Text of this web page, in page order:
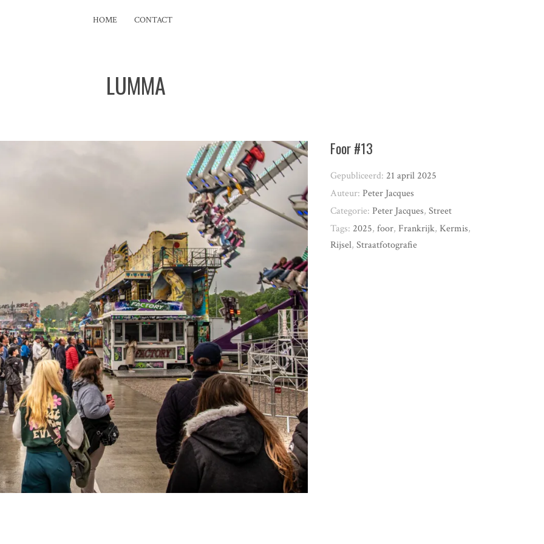
HOME CONTACT
LUMMA
Foor #13
Gepubliceerd: 21 april 2025
Auteur:Peter Jacques
Categorie:Peter Jacques,Street
Tags: 2025,foor, Frankrijk, Kermis,
Rijsel,Straatfotografie